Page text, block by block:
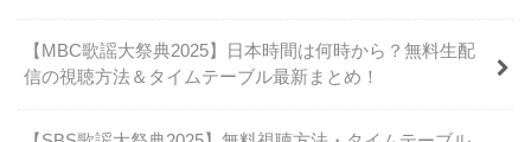
【MBC歌謡大祭典2025】日本時間は何時から？無料生配
信の視聴方法＆タイムテーブル最新まとめ！